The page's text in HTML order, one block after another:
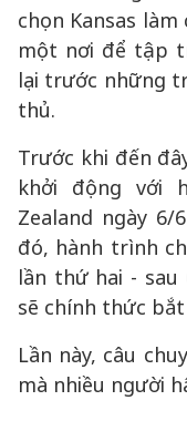
chọn Kansas
một nơi để tập
lại trước những
thủ.
Trước khi đến
khởi động với
Zealand ngày 6/
đó, hành trình
lần thứ hai - sau
sẽ chính thức
Lần này, câu
mà nhiều người